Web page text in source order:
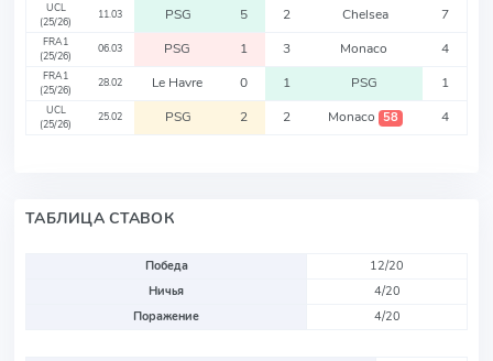
UCL
(25/26)
11.03 PSG 5 2 Chelsea 7
FRA1
(25/26)
06.03 PSG 1 3 Monaco 4
FRA1
(25/26)
28.02 Le Havre 0 1 PSG 1
UCL
(25/26)
25.02 PSG 2 2 Monaco 58 4
ТАБЛИЦА СТАВОК
Победа
12/20
Ничья
4/20
Поражение
4/20